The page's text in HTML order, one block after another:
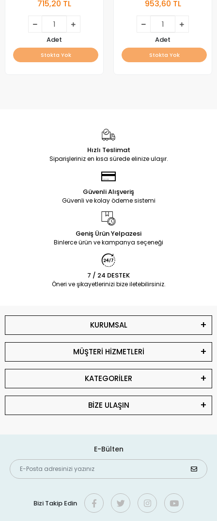
715,20 TL
Adet
Stokta Yok
032AS-M_V04,
953,60 TL
Adet
Stokta Yok
Hızlı Teslimat
Siparişleriniz en kısa sürede elinize ulaşır.
Güvenli Alışveriş
Güvenli ve kolay ödeme sistemi
Geniş Ürün Yelpazesi
Binlerce ürün ve kampanya seçeneği
7 / 24 DESTEK
Öneri ve şikayetlerinizi bize iletebilirsiniz.
KURUMSAL
MÜŞTERİ HİZMETLERİ
KATEGORİLER
BİZE ULAŞIN
E-Bülten
Bizi Takip Edin